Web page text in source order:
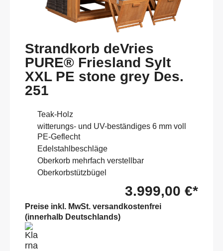
Strandkorb deVries
PURE® Friesland Sylt
XXL PE stone grey Des.
251
Teak-Holz
witterungs- und UV-beständiges 6 mm voll
PE-Geflecht
Edelstahlbeschläge
Oberkorb mehrfach verstellbar
Oberkorbstützbügel
3.999,00 €*
Preise inkl. MwSt. versandkostenfrei
(innerhalb Deutschlands)